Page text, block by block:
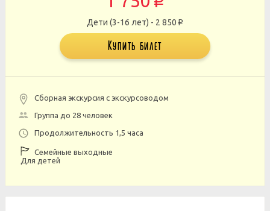
Дети (3-16 лет) - 2 850 p
Купить билет
Сборная экскурсия с экскурсоводом
Группа до 28 человек
Продолжительность 1,5 часа
Семейные выходные
Для детей